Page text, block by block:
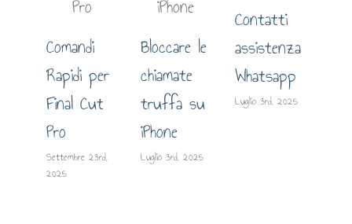
Comandi
Rapidi per
Final Cut
Pro
Settembre 23rd,
2025
Bloccare le
chiamate
truffa su
iPhone
Luglio 3rd, 2025
Contatti
assistenza
Whatsapp
Luglio 3rd, 2025